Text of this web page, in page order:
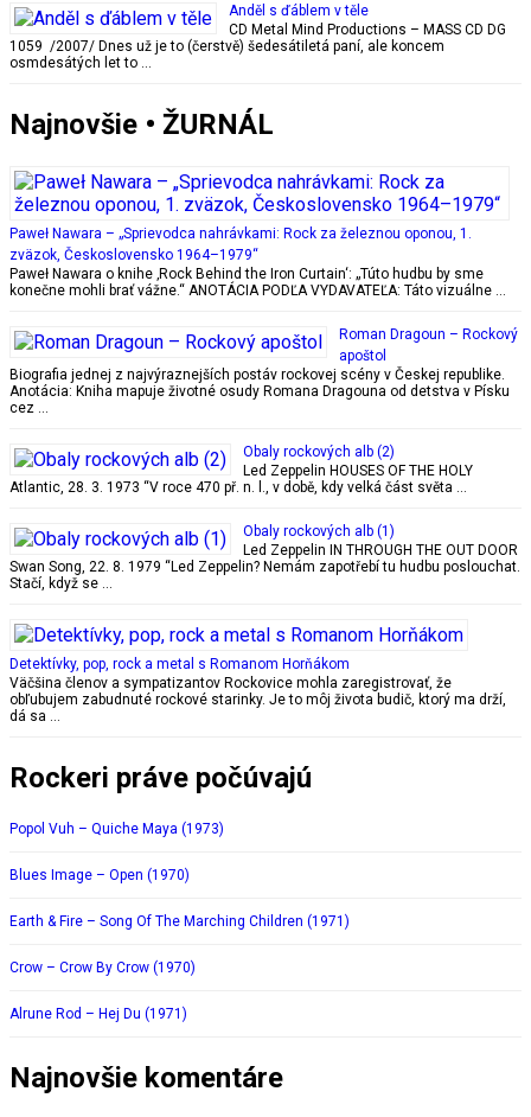
Anděl s ďáblem v těle
CD Metal Mind Productions – MASS CD DG
1059 /2007/ Dnes už je to (čerstvě) šedesátiletá paní, ale koncem
osmdesátých let to …
Najnovšie • ŽURNÁL
Paweł Nawara – „Sprievodca nahrávkami: Rock za železnou oponou, 1.
zväzok, Československo 1964–1979“
Paweł Nawara o knihe ‚Rock Behind the Iron Curtain‘: „Túto hudbu by sme
konečne mohli brať vážne.“ ANOTÁCIA PODĽA VYDAVATEĽA: Táto vizuálne …
Roman Dragoun – Rockový
apoštol
Biografia jednej z najvýraznejších postáv rockovej scény v Českej republike.
Anotácia: Kniha mapuje životné osudy Romana Dragouna od detstva v Písku
cez …
Obaly rockových alb (2)
Led Zeppelin HOUSES OF THE HOLY
Atlantic, 28. 3. 1973 “V roce 470 př. n. l., v době, kdy velká část světa …
Obaly rockových alb (1)
Led Zeppelin IN THROUGH THE OUT DOOR
Swan Song, 22. 8. 1979 “Led Zeppelin? Nemám zapotřebí tu hudbu poslouchat.
Stačí, když se …
Detektívky, pop, rock a metal s Romanom Horňákom
Väčšina členov a sympatizantov Rockovice mohla zaregistrovať, že
obľubujem zabudnuté rockové starinky. Je to môj života budič, ktorý ma drží,
dá sa …
Rockeri práve počúvajú
Popol Vuh – Quiche Maya (1973)
Blues Image – Open (1970)
Earth & Fire – Song Of The Marching Children (1971)
Crow – Crow By Crow (1970)
Alrune Rod – Hej Du (1971)
Najnovšie komentáre